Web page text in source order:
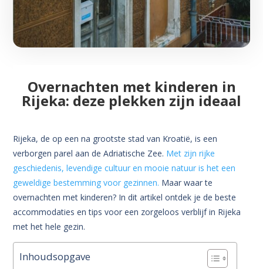
Overnachten met kinderen in
Rijeka: deze plekken zijn ideaal
Rijeka, de op een na grootste stad van Kroatië, is een
verborgen parel aan de Adriatische Zee. Met zijn rijke
geschiedenis, levendige cultuur en mooie natuur is het een
geweldige bestemming voor gezinnen. Maar waar te
overnachten met kinderen? In dit artikel ontdek je de beste
accommodaties en tips voor een zorgeloos verblijf in Rijeka
met het hele gezin.
Inhoudsopgave